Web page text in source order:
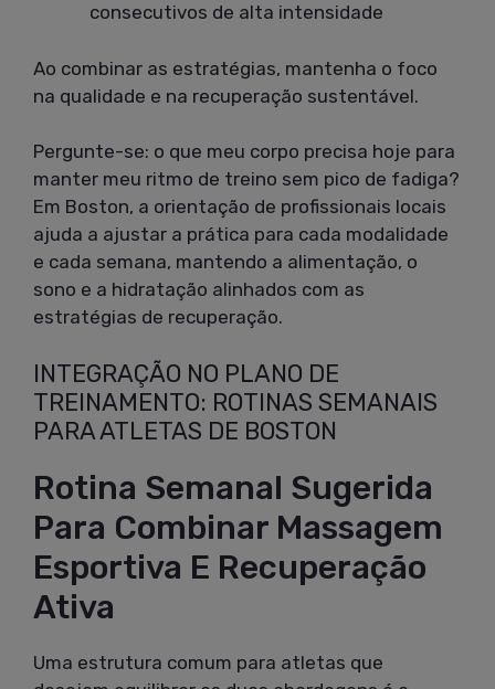
consecutivos de alta intensidade
Ao combinar as estratégias, mantenha o foco
na qualidade e na recuperação sustentável.
Pergunte-se: o que meu corpo precisa hoje para
manter meu ritmo de treino sem pico de fadiga?
Em Boston, a orientação de profissionais locais
ajuda a ajustar a prática para cada modalidade
e cada semana, mantendo a alimentação, o
sono e a hidratação alinhados com as
estratégias de recuperação.
INTEGRAÇÃO NO PLANO DE
TREINAMENTO: ROTINAS SEMANAIS
PARA ATLETAS DE BOSTON
Rotina Semanal Sugerida
Para Combinar Massagem
Esportiva E Recuperação
Ativa
Uma estrutura comum para atletas que